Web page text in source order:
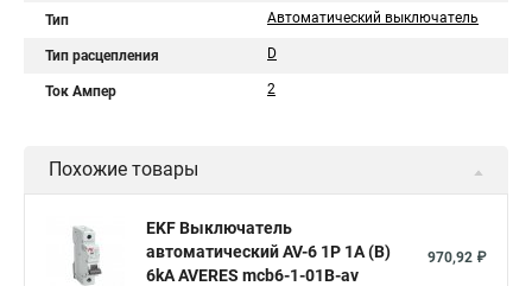
Тип Автоматический выключатель
Тип расцепления D
Ток Ампер 2
Похожие товары
EKF Выключатель
автоматический AV-6 1P 1A (B)
6kA AVERES mcb6-1-01B-av
970,92 ₽